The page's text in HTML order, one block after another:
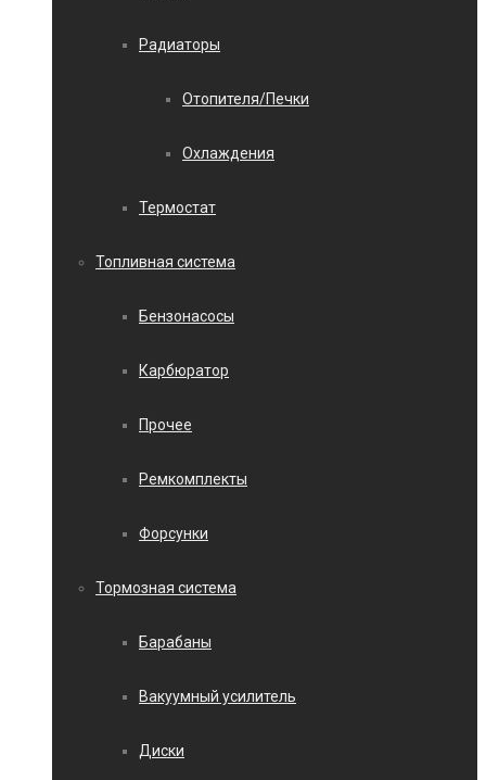
Радиаторы
Отопителя/Печки
Охлаждения
Термостат
Топливная система
Бензонасосы
Карбюратор
Прочее
Ремкомплекты
Форсунки
Тормозная система
Барабаны
Вакуумный усилитель
Диски